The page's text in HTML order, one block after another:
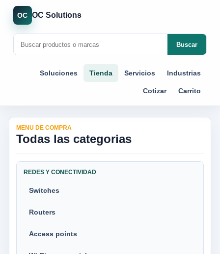
OC OC Solutions
Buscar
Soluciones Tienda Servicios Industrias
Cotizar Carrito
MENU DE COMPRA
Todas las categorias
REDES Y CONECTIVIDAD
Switches
Routers
Access points